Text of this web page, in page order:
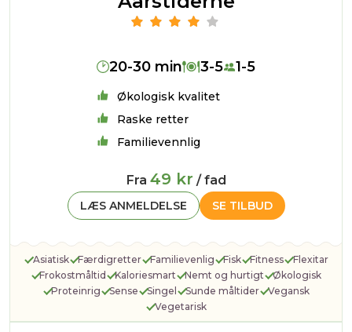
20-30 min 3-5 1-5
Økologisk kvalitet
Raske retter
Familievennlig
Fra 49 kr / fad
SE TILBUD
LÆS ANMELDELSE
Asiatisk Færdigretter Familievenlig Fisk Fitness
Flexitar
Frokostmåltid
Kaloriesmart Nemt og hurtigt
Økologisk
Proteinrig
Sense Singel Sunde måltider
Vegansk
Vegetarisk